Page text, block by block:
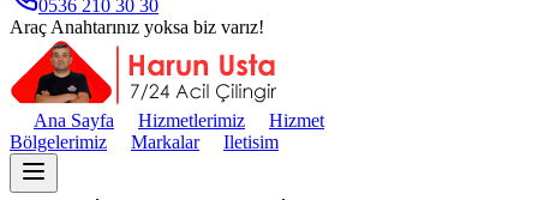
0536 210 30 30
Araç Anahtarınız yoksa biz varız!
Ana Sayfa Hizmetlerimiz
Hizmet
Bölgelerimiz
Markalar Iletisim